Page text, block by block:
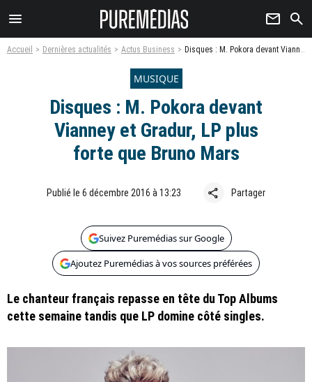
menu newsletter search
Accueil Dernières actualités Actus Business Disques : M. Pokora devant Vianney et Gradur, LP plus forte que Bruno Mars
MUSIQUE
Disques : M. Pokora devant
Vianney et Gradur, LP plus
forte que Bruno Mars
Publié le 6 décembre 2016 à 13:23 share Partager
Suivez Puremédias sur Google
Ajoutez Puremédias à vos sources préférées
Le chanteur français repasse en tête du Top Albums
cette semaine tandis que LP domine côté singles.